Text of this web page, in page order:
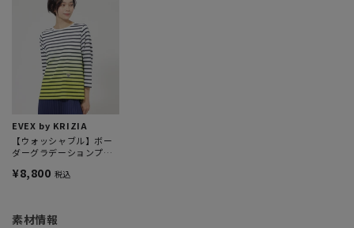
EVEX by KRIZIA
【ウォッシャブル】ボー
ダーグラデーションプリ
ソー
¥8,800 税込
素材情報